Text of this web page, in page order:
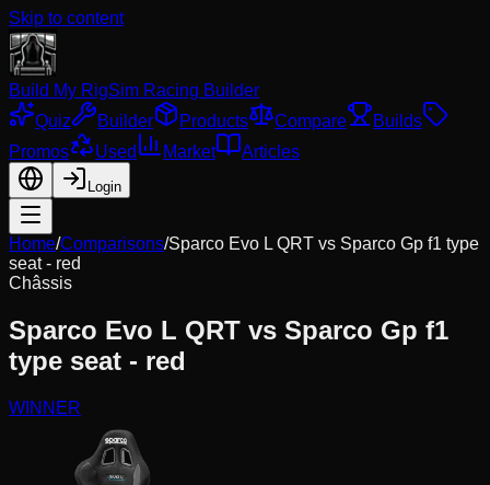
Skip to content
Build My RigSim Racing Builder
Quiz
Builder Products Compare
Builds
Promos
Used Market Articles
Login
Home/Comparisons/Sparco Evo L QRT vs Sparco Gp f1 type
seat - red
Châssis
Sparco Evo L QRT vs Sparco Gp f1
type seat - red
WINNER